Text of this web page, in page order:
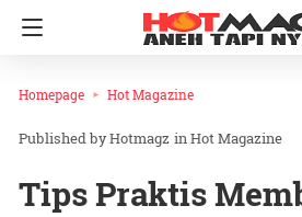
Homepage Hot Magazine
Hotmagz inHot Magazine
Tips Praktis